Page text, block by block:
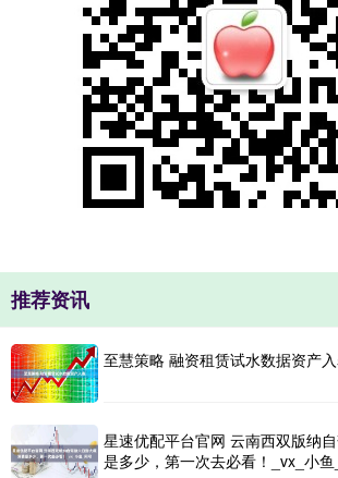
推荐资讯
至慧策略 融资租赁试水数据资产
星速优配平台官网 云南西双版纳
是多少，第一次去必看！_vx_小